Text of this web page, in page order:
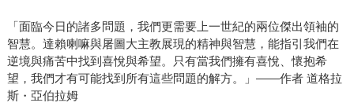
「面臨今日的諸多問題，我們更需要上一世紀的兩位傑出領袖的
智慧。達賴喇嘛與屠圖大主教展現的精神與智慧，能指引我們在
逆境與痛苦中找到喜悅與希望。只有當我們擁有喜悅、懷抱希
望，我們才有可能找到所有這些問題的解方。」——作者 道格拉
斯・亞伯拉姆